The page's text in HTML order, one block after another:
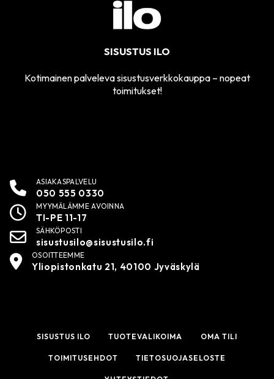
SISUSTUS ILO
Kotimainen palveleva sisustusverkkokauppa – nopeat
toimitukset!
ASIAKASPALVELU
050 555 0330
MYYMÄLÄMME AVOINNA
TI-PE 11-17
SÄHKÖPOSTI
sisustusilo@sisustusilo.fi
OSOITTEEMME
Yliopistonkatu 21, 40100 Jyväskylä
SISUSTUS ILO TUOTEVALIKOIMA OMA TILI
TOIMITUSEHDOT TIETOSUOJASELOSTE